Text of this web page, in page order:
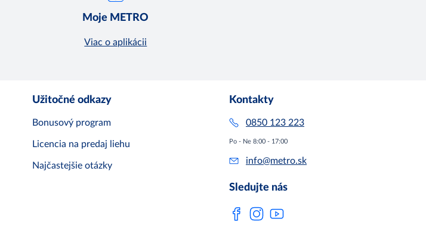
Moje METRO
Viac o aplikácii
Užitočné odkazy
Bonusový program
Licencia na predaj liehu
Najčastejšie otázky
Kontakty
0850 123 223
Po - Ne 8:00 - 17:00
info@metro.sk
Sledujte nás